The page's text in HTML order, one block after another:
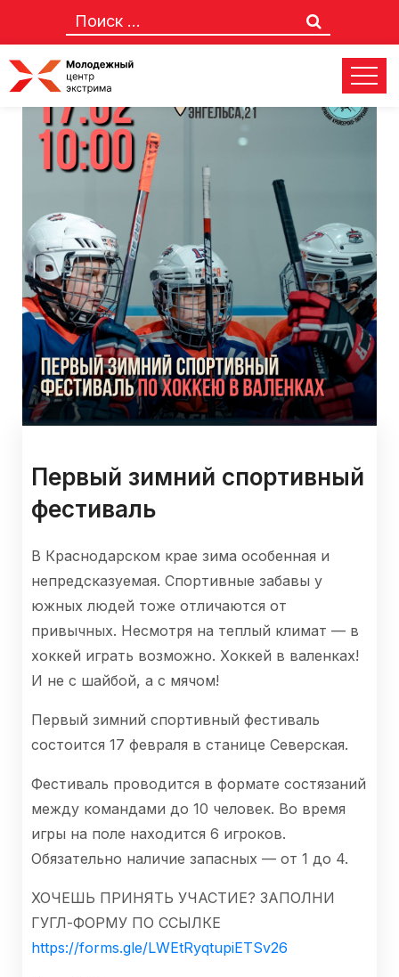
Первый зимний спортивный
фестиваль
В Краснодарском крае зима особенная и
непредсказуемая. Спортивные забавы у
южных людей тоже отличаются от
привычных. Несмотря на теплый климат — в
хоккей играть возможно. Хоккей в валенках!
И не с шайбой, а с мячом!
Первый зимний спортивный фестиваль
состоится 17 февраля в станице Северская.
Фестиваль проводится в формате состязаний
между командами до 10 человек. Во время
игры на поле находится 6 игроков.
Обязательно наличие запасных — от 1 до 4.
ХОЧЕШЬ ПРИНЯТЬ УЧАСТИЕ? ЗАПОЛНИ
ГУГЛ-ФОРМУ ПО ССЫЛКЕ
https://forms.gle/LWEtRyqtupiETSv26